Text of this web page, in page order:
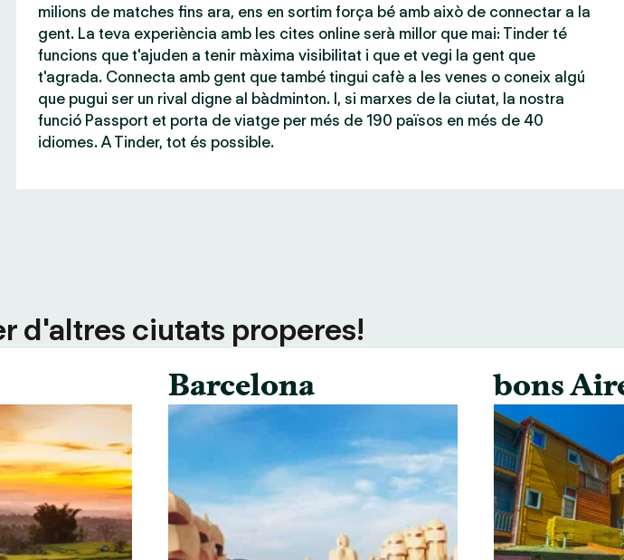
milions de matches fins ara, ens en sortim força bé amb això de connectar a la
gent. La teva experiència amb les cites online serà millor que mai: Tinder té
funcions que t'ajuden a tenir màxima visibilitat i que et vegi la gent que
t'agrada. Connecta amb gent que també tingui cafè a les venes o coneix algú
que pugui ser un rival digne al bàdminton. I, si marxes de la ciutat, la nostra
funció Passport et porta de viatge per més de 190 països en més de 40
idiomes. A Tinder, tot és possible.
d'altres ciutats properes!
Barcelona bons